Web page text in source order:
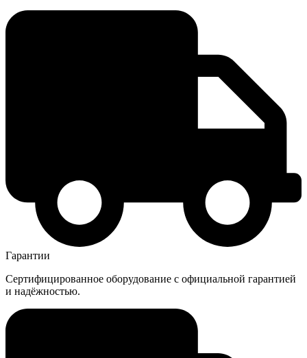
Гарантии
Сертифицированное оборудование с официальной гарантией
и надёжностью.